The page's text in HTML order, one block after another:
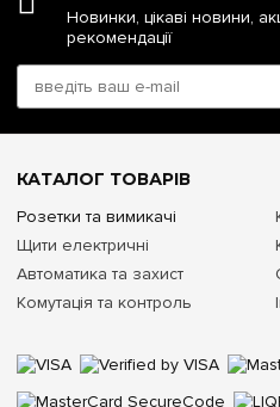
Новинки, цікаві новини,
рекомендації
КАТАЛОГ ТОВАРІВ
Розетки та вимикачі
Щити електричні
Автоматика та захист
Комутація та контроль